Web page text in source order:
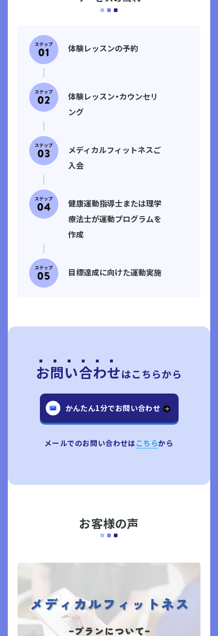
ステップ01
体験レッスンの予約
ステップ01
体験レッスン・カウンセリ
ング
ステップ01
メディカルフィットネスご
入会
ステップ01
健康運動指導士または理学
療法士が運動プログラムを
作成
ステップ01
目標達成に向けた運動実施
お問い合わせはこちらから
かんたん1分でお問い合わせ
メールでのお問い合わせはこちらから
お客様の声